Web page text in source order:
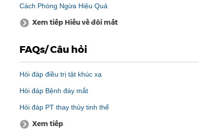
Cách Phòng Ngừa Hiệu Quả
Xem tiếp Hiểu về đôi mắt
FAQs/ Câu hỏi
Hỏi đáp điều trị tật khúc xạ
Hỏi đáp Bệnh đáy mắt
Hỏi đáp PT thay thủy tinh thể
Xem tiếp